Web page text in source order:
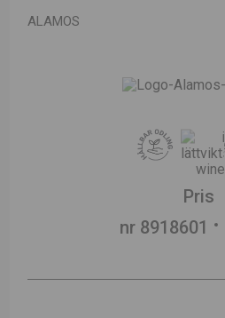
ALAMOS
Pris
nr 8918601